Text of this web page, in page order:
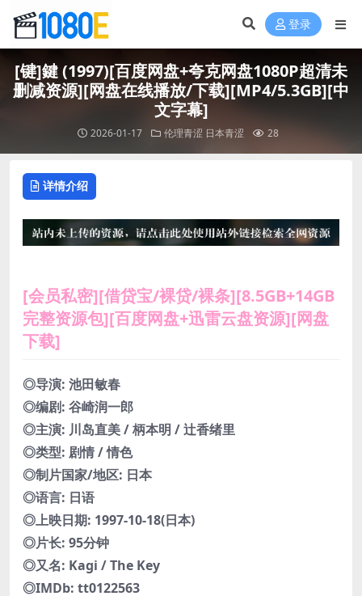
登录
[键]鍵 (1997)[百度网盘+夸克网盘1080P超清未
删减资源][网盘在线播放/下载][MP4/5.3GB][中
文字幕]
2026-01-17 伦理青涩 日本青涩 28
详情介绍
[会员私密][借贷宝/裸贷/裸条][8.5GB+14GB
完整资源包][百度网盘+迅雷云盘资源][网盘
下载]
◎导演: 池田敏春
◎编剧: 谷崎润一郎
◎主演: 川岛直美 / 柄本明 / 辻香绪里
◎类型: 剧情 / 情色
◎制片国家/地区: 日本
◎语言: 日语
◎上映日期: 1997-10-18(日本)
◎片长: 95分钟
◎又名: Kagi / The Key
◎IMDb: tt0122563